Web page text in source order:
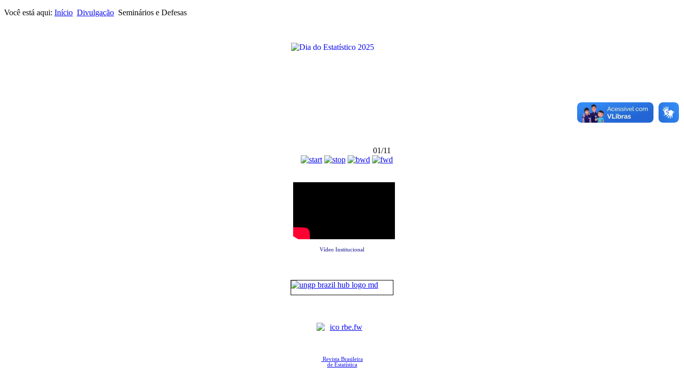
Você está aqui: Início Divulgação Seminários e Defesas
01/11
Vídeo Institucional
Revista Brasileira
de Estatística